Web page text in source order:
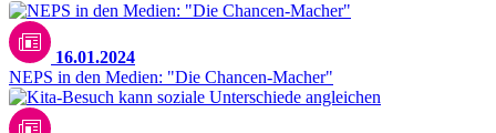
16.01.2024
NEPS in den Medien: "Die Chancen-Macher"